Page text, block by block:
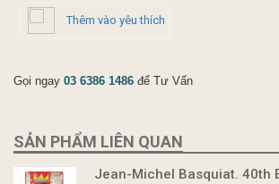
Thêm vào yêu thích
Gọi ngay 03 6386 1486 để Tư Vấn
SẢN PHẨM LIÊN QUAN
Jean-Michel Basquiat. 40th